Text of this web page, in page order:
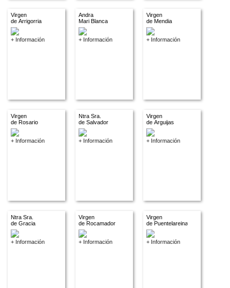
Virgen
de Arrigorria
+ Información
Andra
Mari Blanca
+ Información
Virgen
de Mendia
+ Información
Virgen
de Rosario
+ Información
Ntra Sra.
de Salvador
+ Información
Virgen
de Arguijas
+ Información
Ntra Sra.
de Gracia
+ Información
Virgen
de Rocamador
+ Información
Virgen
de Puentelareina
+ Información